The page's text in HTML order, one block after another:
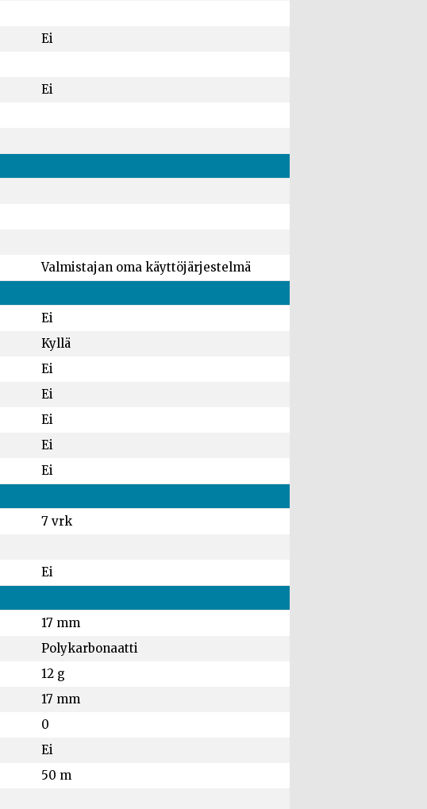
Ei
Ei
Valmistajan oma käyttöjärjestelmä
Ei
Kyllä
Ei
Ei
Ei
Ei
Ei
7 vrk
Ei
17 mm
Polykarbonaatti
12 g
17 mm
0
Ei
50 m